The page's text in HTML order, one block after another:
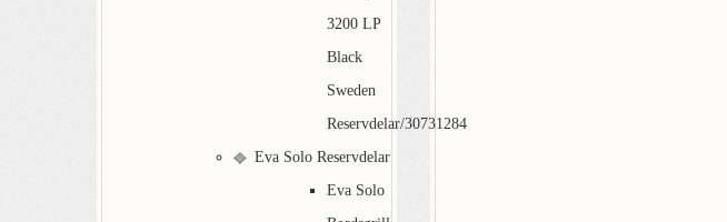
3200 LP
Black
Sweden
Reservdelar/30731284
Eva Solo Reservdelar
Eva Solo